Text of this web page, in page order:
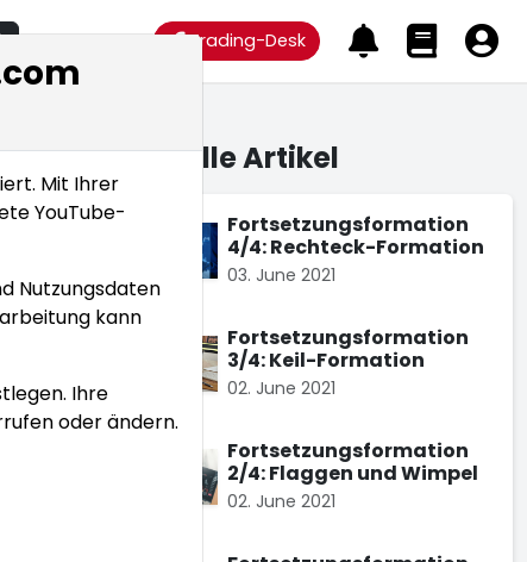
Aktie Suchen Trading-Desk
Aktuelle Artikel
Fortsetzungsformation
4/4: Rechteck-Formation
03. June 2021
Fortsetzungsformation
3/4: Keil-Formation
02. June 2021
Fortsetzungsformation
2/4: Flaggen und Wimpel
02. June 2021
Mit Ihrer
YouTube-
Nutzungsdaten
kann
Ihre
oder ändern.